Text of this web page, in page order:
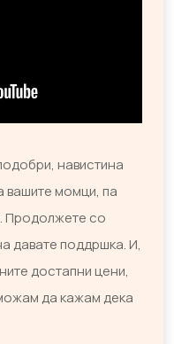
навистина
вашите момци, па
Продолжете со
давате поддршка. И,
достапни цени,
да кажам дека